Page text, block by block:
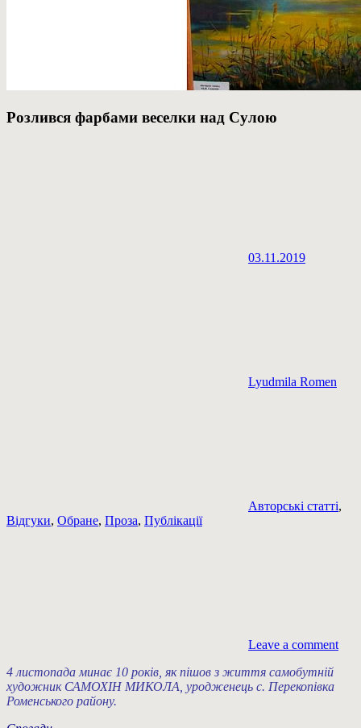
Розлився фарбами веселки над Сулою
03.11.2019
Lyudmila Romen
Авторські статті,
Відгуки, Обране, Проза, Публікації
Leave a comment
4 листопада минає 10 років, як пішов з життя самобутній
художник САМОХІН МИКОЛА, уродженець с. Перекопівка
Роменського району.